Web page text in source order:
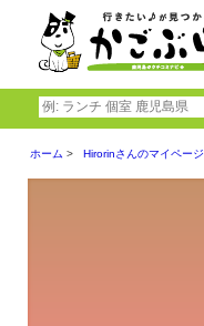
ホーム Hirorinさんのマイページ